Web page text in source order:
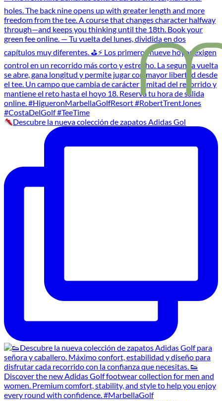
Descubre la nueva colección de zapatos Adidas Gol